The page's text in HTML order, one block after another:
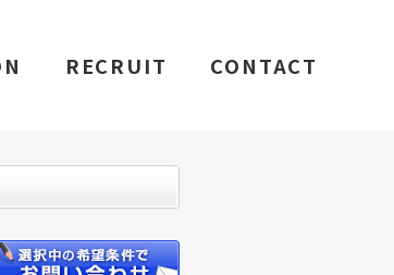
RECRUIT CONTACT